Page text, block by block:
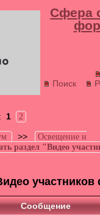
Сфера
Поиск
1 2
>>
Освещение и
раздел "Видео
Сообщение